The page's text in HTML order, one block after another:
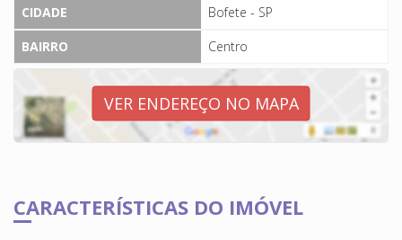
CIDADE
Bofete - SP
BAIRRO
Centro
VER ENDEREÇO NO MAPA
CARACTERÍSTICAS DO IMÓVEL